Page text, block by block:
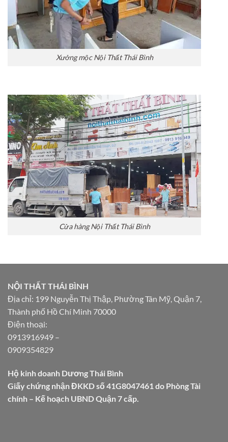
Xưởng mộc Nội Thất Thái Bình
Cửa hàng Nội Thất Thái Bình
NỘI THẤT THÁI BÌNH
Địa chỉ: 199 Nguyễn Thị Thập, Phường Tân Mỹ, Quận 7,
Thành phố Hồ Chí Minh 70000
Điện thoại:
0913916949 –
0909354829
Hộ kinh doanh Dương Thái Bình
Giấy chứng nhận ĐKKD số 41G8047461 do Phòng Tài
chính – Kế hoạch UBND Quận 7 cấp.